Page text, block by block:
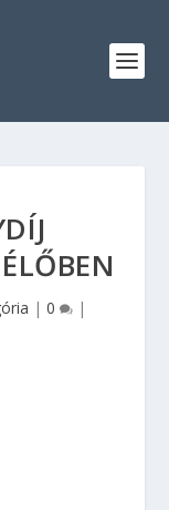
| 0 |